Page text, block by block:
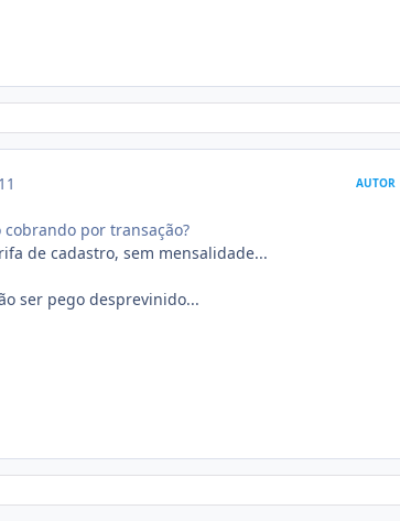
AUTOR
por transação?
de cadastro, sem mensalidade...
ser pego desprevinido...